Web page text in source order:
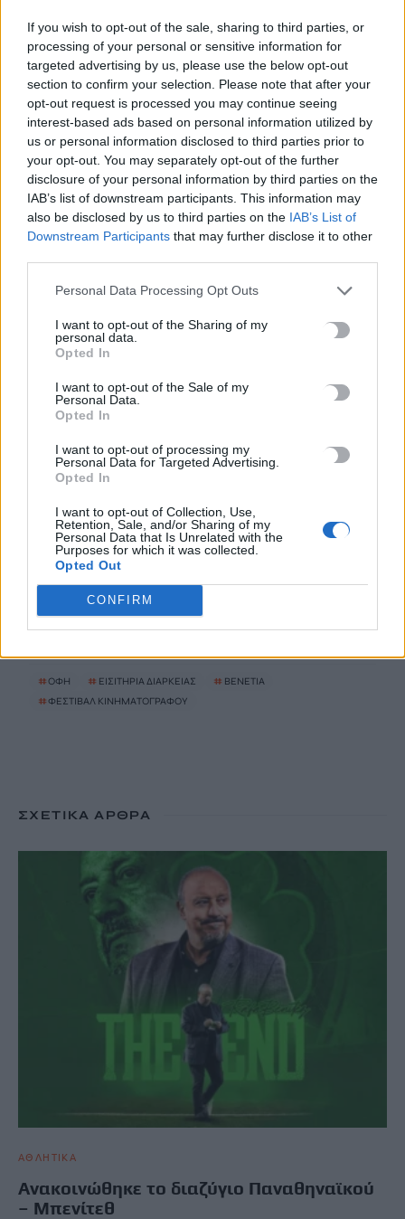
If you wish to opt-out of the sale, sharing to third parties, or
processing of your personal or sensitive information for
targeted advertising by us, please use the below opt-out
section to confirm your selection. Please note that after your
opt-out request is processed you may continue seeing
interest-based ads based on personal information utilized by
us or personal information disclosed to third parties prior to
your opt-out. You may separately opt-out of the further
disclosure of your personal information by third parties on the
IAB’s list of downstream participants. This information may
also be disclosed by us to third parties on the IAB’s List of
Downstream Participants that may further disclose it to other
Personal Data Processing Opt Outs
I want to opt-out of the Sharing of my
personal data.
Opted In
I want to opt-out of the Sale of my
Personal Data.
Opted In
I want to opt-out of processing my
Personal Data for Targeted Advertising.
Opted In
I want to opt-out of Collection, Use,
Retention, Sale, and/or Sharing of my
Personal Data that Is Unrelated with the
Purposes for which it was collected.
Opted Out
CONFIRM
10 Αυγούστου, 2026
Συνεχίζεται η Παραδοσιακή Στράτα του Δήμου Χανίων
10 Αυγούστου, 2026
Οι ακραίοι καύσωνες και η ξηρασία αλλάζουν την οικονομία
της Ευρώπης
10 Αυγούστου, 2026
10 Αυγούστου, 2026
Ο Λούκα Γκουαντανίνο θα τιμηθεί στο Φεστιβάλ Βενετίας για
10 Αυγούστου, 2026
ουκρανική επίθεση στο Ταταρστάν
10 Αυγούστου, 2026
Στον Εισαγγελέα πιλότος και ιδιοκτήτης του ελικοπτέρου που
προσγειώθηκε στο Σαρακήνικο της Μήλου
#ΟΦΗ # ΕΙΣΙΤΗΡΙΑ ΔΙΑΡΚΕΙΑΣ # ΒΕΝΕΤΙΑ
#ΦΕΣΤΙΒΑΛ ΚΙΝΗΜΑΤΟΓΡΑΦΟΥ
ΣΧΕΤΙΚΆ ΆΡΘΡΑ
ΑΘΛΗΤΙΚΑ
Ανακοινώθηκε το διαζύγιο Παναθηναϊκού
– Μπενίτεθ